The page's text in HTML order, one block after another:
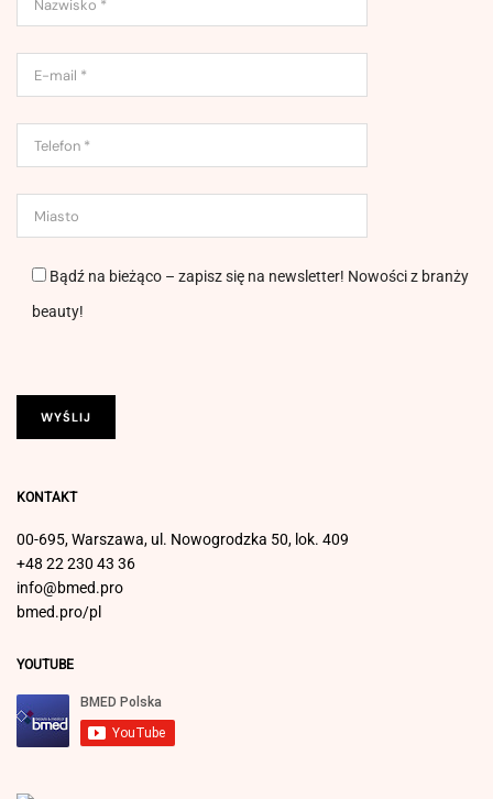
Bądź na bieżąco – zapisz się na newsletter! Nowości z branży
beauty!
KONTAKT
00-695, Warszawa, ul. Nowogrodzka 50, lok. 409
+48 22 230 43 36
info@bmed.pro
bmed.pro/pl
YOUTUBE